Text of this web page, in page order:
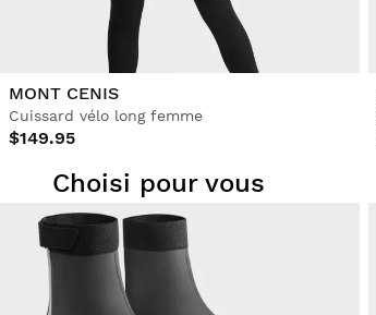
MONT CENIS
Cuissard vélo long femme
$149.95
Choisi pour vous